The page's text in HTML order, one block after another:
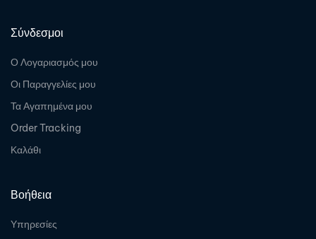
Σύνδεσμοι
Ο Λογαριασμός μου
Οι Παραγγελίες μου
Τα Αγαπημένα μου
Order Tracking
Καλάθι
Βοήθεια
Υπηρεσίες